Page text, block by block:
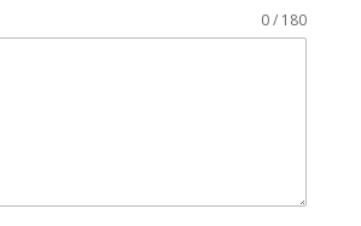
0 / 180